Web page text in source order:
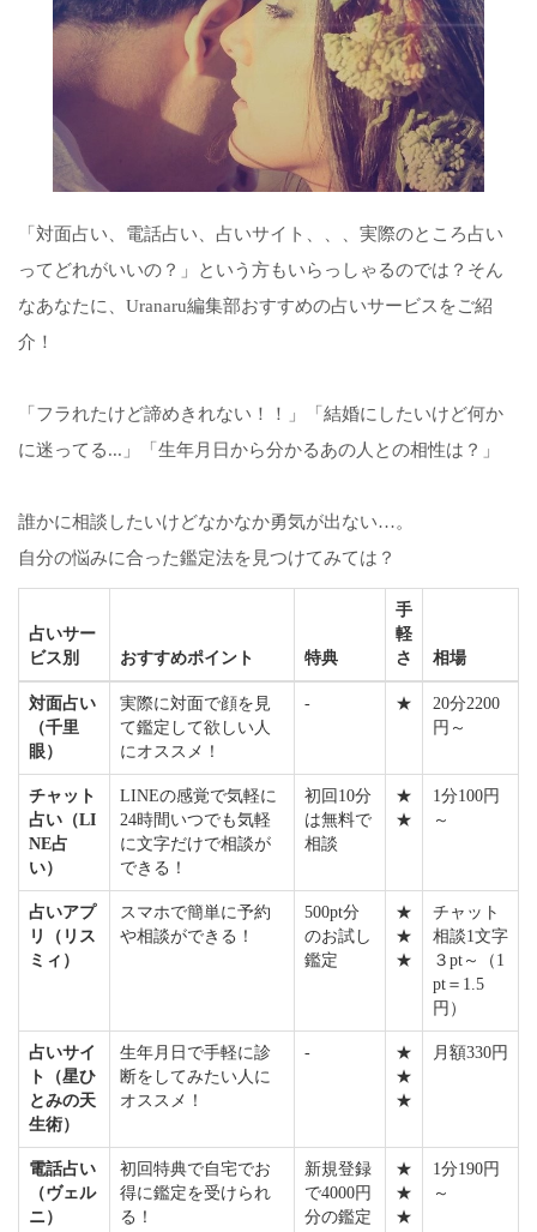
「対面占い、電話占い、占いサイト、、、実際のところ占い
ってどれがいいの？」という方もいらっしゃるのでは？そん
なあなたに、Uranaru編集部おすすめの占いサービスをご紹
介！
「フラれたけど諦めきれない！！」「結婚にしたいけど何か
に迷ってる...」「生年月日から分かるあの人との相性は？」
誰かに相談したいけどなかなか勇気が出ない…。
自分の悩みに合った鑑定法を見つけてみては？
占いサー
ビス別
おすすめポイント 特典
手
軽
さ
相場
対面占い
（千里
眼）
実際に対面で顔を見
て鑑定して欲しい人
にオススメ！
- ★
20分2200
円～
チャット
占い（LI
NE占
い）
LINEの感覚で気軽に
24時間いつでも気軽
に文字だけで相談が
できる！
初回10分
は無料で
相談
★
★
1分100円
～
占いアプ
リ（リス
ミィ）
スマホで簡単に予約
や相談ができる！
500pt分
のお試し
鑑定
★
★
★
チャット
相談1文字
３pt～（1
pt＝1.5
円）
占いサイ
ト（星ひ
とみの天
生術）
生年月日で手軽に診
断をしてみたい人に
オススメ！
-
★
★
★
月額330円
電話占い
（ヴェル
ニ）
初回特典で自宅でお
得に鑑定を受けられ
る！
新規登録
で4000円
分の鑑定
★
★
★
1分190円
～